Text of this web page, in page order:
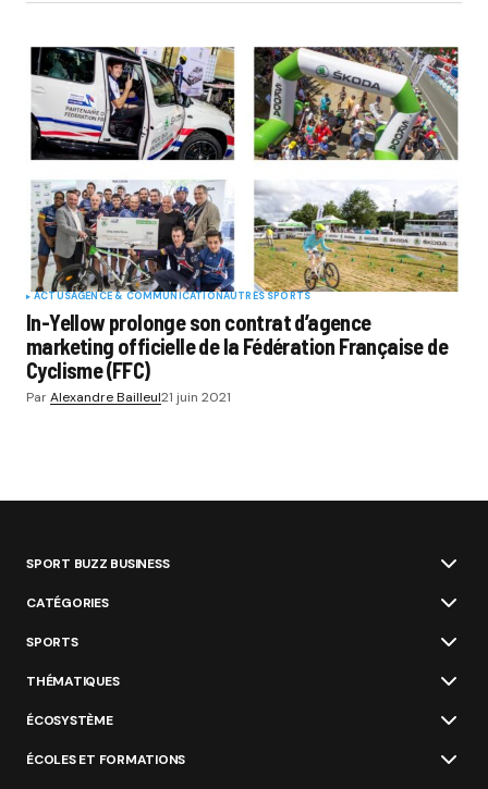
ACTUSAGENCE & COMMUNICATIONAUTRES SPORTS
In-Yellow prolonge son contrat d’agence
marketing officielle de la Fédération Française de
Cyclisme (FFC)
ParAlexandre Bailleul21 juin 2021
SPORT BUZZ BUSINESS
CATÉGORIES
SPORTS
THÉMATIQUES
ÉCOSYSTÈME
ÉCOLES ET FORMATIONS